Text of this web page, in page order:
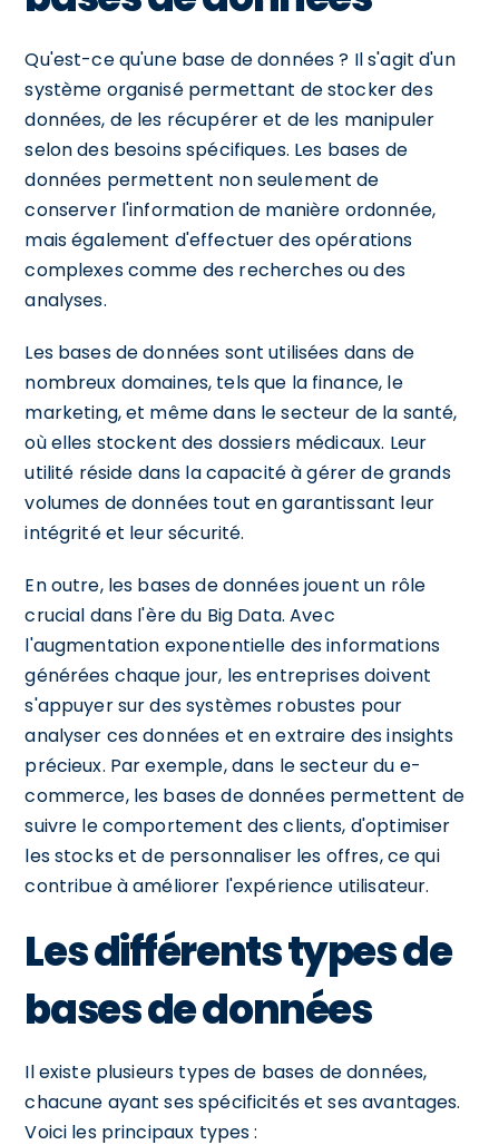
Qu'est-ce qu'une base de données ? Il s'agit d'un
système organisé permettant de stocker des
données, de les récupérer et de les manipuler
selon des besoins spécifiques. Les bases de
données permettent non seulement de
conserver l'information de manière ordonnée,
mais également d'effectuer des opérations
complexes comme des recherches ou des
analyses.
Les bases de données sont utilisées dans de
nombreux domaines, tels que la finance, le
marketing, et même dans le secteur de la santé,
où elles stockent des dossiers médicaux. Leur
utilité réside dans la capacité à gérer de grands
volumes de données tout en garantissant leur
intégrité et leur sécurité.
En outre, les bases de données jouent un rôle
crucial dans l'ère du Big Data. Avec
l'augmentation exponentielle des informations
générées chaque jour, les entreprises doivent
s'appuyer sur des systèmes robustes pour
analyser ces données et en extraire des insights
précieux. Par exemple, dans le secteur du e-
commerce, les bases de données permettent de
suivre le comportement des clients, d'optimiser
les stocks et de personnaliser les offres, ce qui
contribue à améliorer l'expérience utilisateur.
Les différents types de
bases de données
Il existe plusieurs types de bases de données,
chacune ayant ses spécificités et ses avantages.
Voici les principaux types :